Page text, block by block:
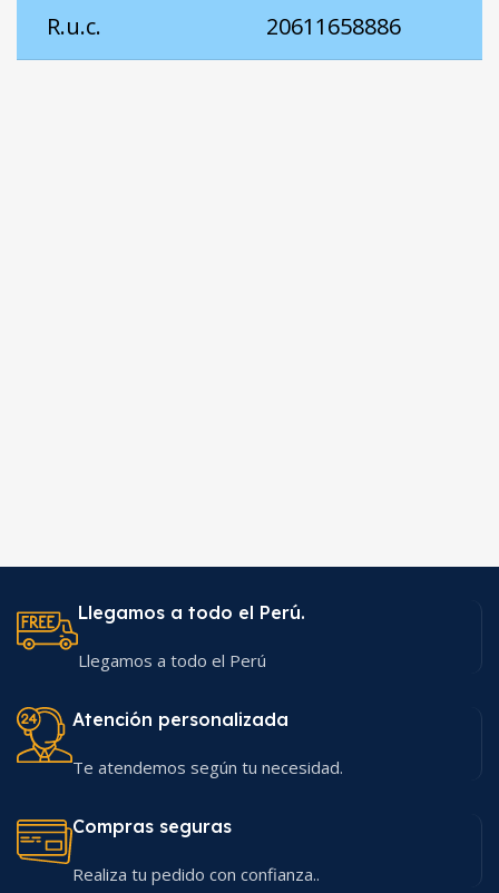
R.u.c. 20611658886
Llegamos a todo el Perú.
Llegamos a todo el Perú
Atención personalizada
Te atendemos según tu necesidad.
Compras seguras
Realiza tu pedido con confianza..